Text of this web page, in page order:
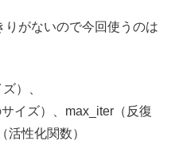
りがないので今回使うのは
）、
イズ）、max_iter（反復
活性化関数）